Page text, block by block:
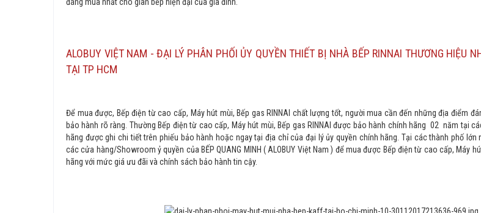
ALOBUY VIỆT NAM - ĐẠI LÝ PHÂN PHỐI ỦY QUYỀN THIẾT BỊ NHÀ BẾP RINNAI THƯƠNG HIỆU
TẠI TP HCM
Để mua được, Bếp điện từ cao cấp, Máy hút mùi, Bếp gas RINNAI chất lượng tốt, người mua cần đến những địa điểm
bảo hành rõ ràng. Thường Bếp điện từ cao cấp, Máy hút mùi, Bếp gas RINNAI được bảo hành chính hãng 02 năm tại
hãng được ghi chi tiết trên phiếu bảo hành hoặc ngay tại địa chỉ của đại lý ủy quyền chính hãng. Tại các thành phố lớn
các cửa hàng/Showroom ỷ quyền của BẾP QUANG MINH ( ALOBUY Việt Nam ) để mua được Bếp điện từ cao cấp, Máy
hãng với mức giá ưu đãi và chính sách bảo hành tin cậy.